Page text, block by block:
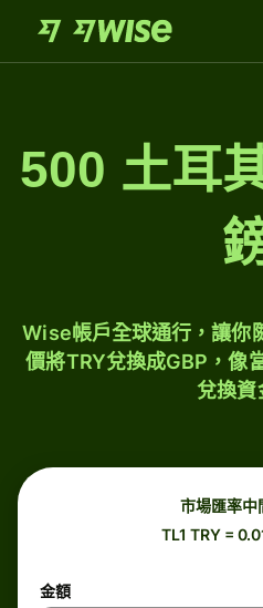
500 土耳
Wise帳戶全球通行，讓你
價將TRY兌換成GBP，像
兌換資
市場匯率中
TL1 TRY =
金額